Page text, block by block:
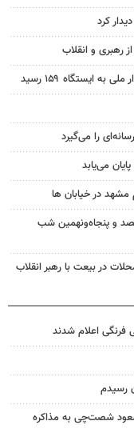
کرد
رهبری و انقلاب
ایستگاه ۱۵۹ رسید
را می‌گیرد
می‌یابد
در خیابان ها
و پنجاه‌ونهمین شب
اعلام شدند
رسیدم
شصت‌چی به مذاکره